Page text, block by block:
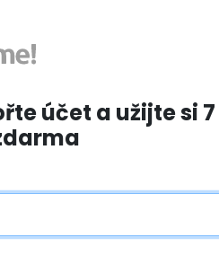
účet a užijte si